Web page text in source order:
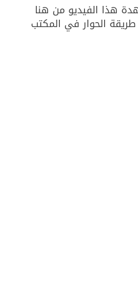
هذا الفيديو من هنا
الحوار في المكتب